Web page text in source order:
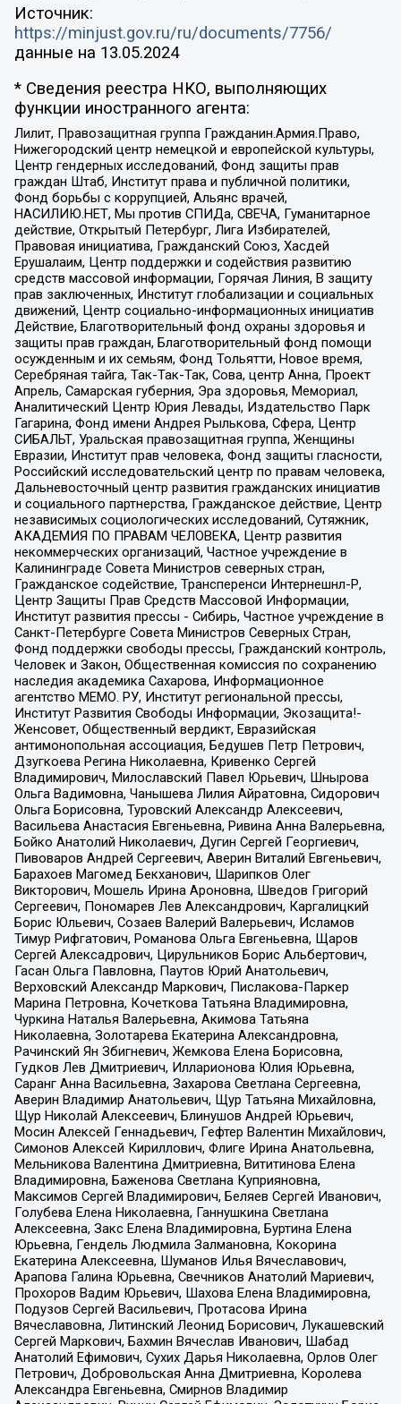
Источник:
https://minjust.gov.ru/ru/documents/7756/
данные на 13.05.2024
* Сведения реестра НКО, выполняющих
функции иностранного агента:
Лилит, Правозащитная группа Гражданин.Армия.Право,
Нижегородский центр немецкой и европейской культуры,
Центр гендерных исследований, Фонд защиты прав
граждан Штаб, Институт права и публичной политики,
Фонд борьбы с коррупцией, Альянс врачей,
НАСИЛИЮ.НЕТ, Мы против СПИДа, СВЕЧА, Гуманитарное
действие, Открытый Петербург, Лига Избирателей,
Правовая инициатива, Гражданский Союз, Хасдей
Ерушалаим, Центр поддержки и содействия развитию
средств массовой информации, Горячая Линия, В защиту
прав заключенных, Институт глобализации и социальных
движений, Центр социально-информационных инициатив
Действие, Благотворительный фонд охраны здоровья и
защиты прав граждан, Благотворительный фонд помощи
осужденным и их семьям, Фонд Тольятти, Новое время,
Серебряная тайга, Так-Так-Так, Сова, центр Анна, Проект
Апрель, Самарская губерния, Эра здоровья, Мемориал,
Аналитический Центр Юрия Левады, Издательство Парк
Гагарина, Фонд имени Андрея Рылькова, Сфера, Центр
СИБАЛЬТ, Уральская правозащитная группа, Женщины
Евразии, Институт прав человека, Фонд защиты гласности,
Российский исследовательский центр по правам человека,
Дальневосточный центр развития гражданских инициатив
и социального партнерства, Гражданское действие, Центр
независимых социологических исследований, Сутяжник,
АКАДЕМИЯ ПО ПРАВАМ ЧЕЛОВЕКА, Центр развития
некоммерческих организаций, Частное учреждение в
Калининграде Совета Министров северных стран,
Гражданское содействие, Трансперенси Интернешнл-Р,
Центр Защиты Прав Средств Массовой Информации,
Институт развития прессы - Сибирь, Частное учреждение в
Санкт-Петербурге Совета Министров Северных Стран,
Фонд поддержки свободы прессы, Гражданский контроль,
Человек и Закон, Общественная комиссия по сохранению
наследия академика Сахарова, Информационное
агентство МЕМО. РУ, Институт региональной прессы,
Институт Развития Свободы Информации, Экозащита!-
Женсовет, Общественный вердикт, Евразийская
антимонопольная ассоциация, Бедушев Петр Петрович,
Дзугкоева Регина Николаевна, Кривенко Сергей
Владимирович, Милославский Павел Юрьевич, Шнырова
Ольга Вадимовна, Чанышева Лилия Айратовна, Сидорович
Ольга Борисовна, Туровский Александр Алексеевич,
Васильева Анастасия Евгеньевна, Ривина Анна Валерьевна,
Бойко Анатолий Николаевич, Дугин Сергей Георгиевич,
Пивоваров Андрей Сергеевич, Аверин Виталий Евгеньевич,
Барахоев Магомед Бекханович, Шарипков Олег
Викторович, Мошель Ирина Ароновна, Шведов Григорий
Сергеевич, Пономарев Лев Александрович, Каргалицкий
Борис Юльевич, Созаев Валерий Валерьевич, Исламов
Тимур Рифгатович, Романова Ольга Евгеньевна, Щаров
Сергей Алексадрович, Цирульников Борис Альбертович,
Гасан Ольга Павловна, Паутов Юрий Анатольевич,
Верховский Александр Маркович, Пислакова-Паркер
Марина Петровна, Кочеткова Татьяна Владимировна,
Чуркина Наталья Валерьевна, Акимова Татьяна
Николаевна, Золотарева Екатерина Александровна,
Рачинский Ян Збигневич, Жемкова Елена Борисовна,
Гудков Лев Дмитриевич, Илларионова Юлия Юрьевна,
Саранг Анна Васильевна, Захарова Светлана Сергеевна,
Аверин Владимир Анатольевич, Щур Татьяна Михайловна,
Щур Николай Алексеевич, Блинушов Андрей Юрьевич,
Мосин Алексей Геннадьевич, Гефтер Валентин Михайлович,
Симонов Алексей Кириллович, Флиге Ирина Анатольевна,
Мельникова Валентина Дмитриевна, Вититинова Елена
Владимировна, Баженова Светлана Куприяновна,
Максимов Сергей Владимирович, Беляев Сергей Иванович,
Голубева Елена Николаевна, Ганнушкина Светлана
Алексеевна, Закс Елена Владимировна, Буртина Елена
Юрьевна, Гендель Людмила Залмановна, Кокорина
Екатерина Алексеевна, Шуманов Илья Вячеславович,
Арапова Галина Юрьевна, Свечников Анатолий Мариевич,
Прохоров Вадим Юрьевич, Шахова Елена Владимировна,
Подузов Сергей Васильевич, Протасова Ирина
Вячеславовна, Литинский Леонид Борисович, Лукашевский
Сергей Маркович, Бахмин Вячеслав Иванович, Шабад
Анатолий Ефимович, Сухих Дарья Николаевна, Орлов Олег
Петрович, Добровольская Анна Дмитриевна, Королева
Александра Евгеньевна, Смирнов Владимир